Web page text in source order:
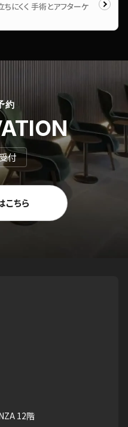
にくく 手術とアフターケ
約
付
こちら
12階